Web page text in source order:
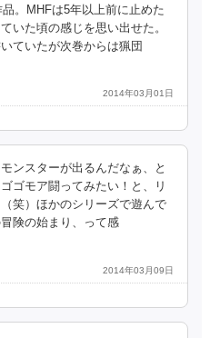
。MHFは5年以上前に止めた
いた頃の感じを思い出せた。
ていたが次巻からは猟団
2014年03月01日
ンスターが出るんだなぁ、と
ゴモア闘ってみたい！と、リ
笑）ほかのシリーズで遊んで
険の始まり、って感
2014年03月09日